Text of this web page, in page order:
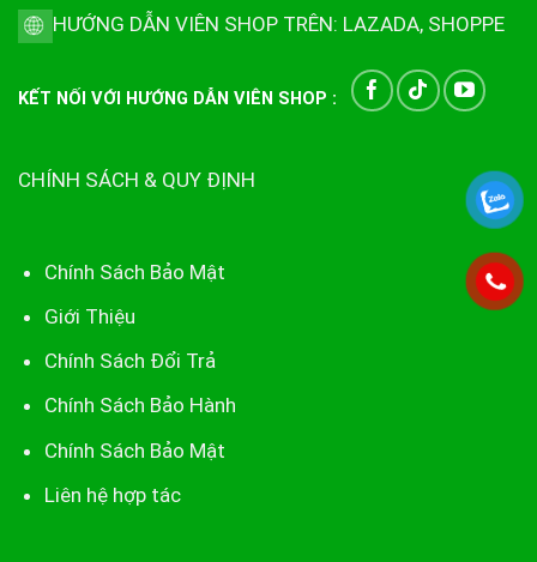
HƯỚNG DẪN VIÊN SHOP TRÊN: LAZADA, SHOPPE
KẾT NỐI VỚI HƯỚNG DẪN VIÊN SHOP :
CHÍNH SÁCH & QUY ĐỊNH
Chính Sách Bảo Mật
Giới Thiệu
Chính Sách Đổi Trả
Chính Sách Bảo Hành
Chính Sách Bảo Mật
Liên hệ hợp tác